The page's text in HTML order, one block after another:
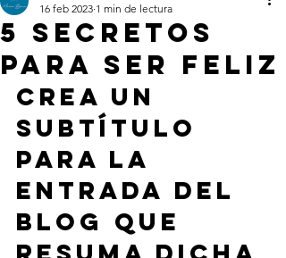
5 secretos
para ser feliz
16 feb 2023 1 min de lectura
Crea un
subtítulo
para la
entrada del
blog que